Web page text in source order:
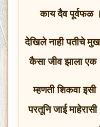
काय दैव पूर्वफळ
देखिले नाही पतीचे
कैसा जीव झाला
म्हणती शिकवा इसी
परतूनि जाई